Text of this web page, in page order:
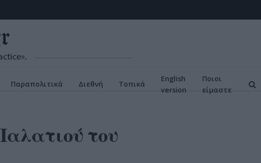
Παραπολιτικά Διεθνή Τοπικά
English
version
Ποιοι
είμαστε
του